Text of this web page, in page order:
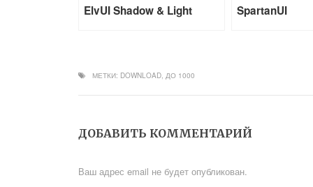
ElvUI Shadow & Light SpartanUI
МЕТКИ: DOWNLOAD, ДО 1000
ДОБАВИТЬ КОММЕНТАРИЙ
Ваш адрес email не будет опубликован.